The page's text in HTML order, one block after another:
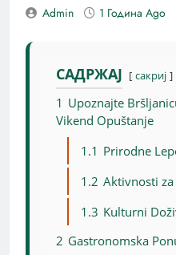
Admin 1 Година Ago
САДРЖАЈ сакриј
1 Upoznajte
Vikend Opuštanje
1.1 Prirodne
1.2 Aktivnosti za
1.3 Kulturni
2 Gastronomska